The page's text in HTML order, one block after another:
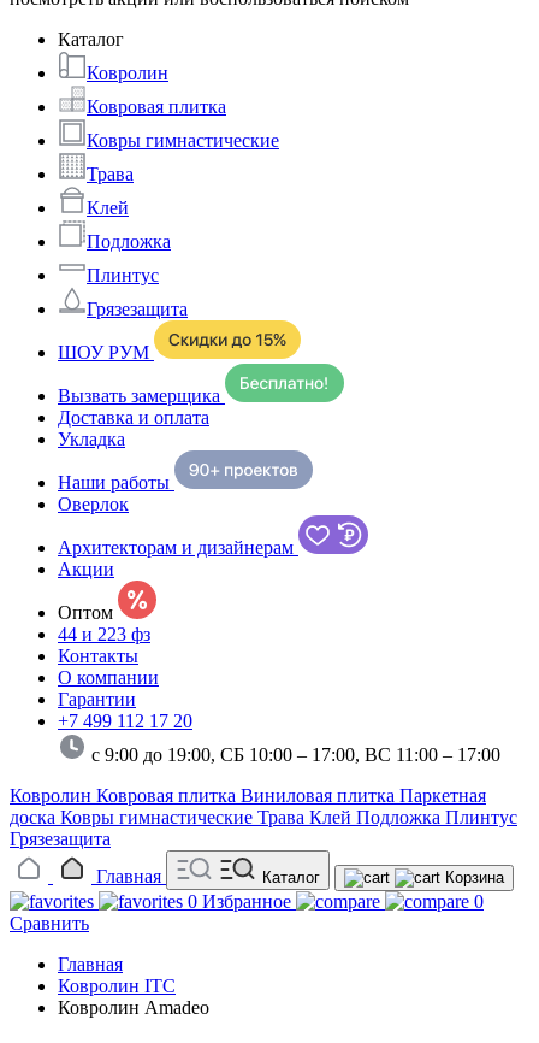
Каталог
Ковролин
Ковровая плитка
Ковры гимнастические
Трава
Клей
Подложка
Плинтус
Грязезащита
ШОУ РУМ
Вызвать замерщика
Доставка и оплата
Укладка
Наши работы
Оверлок
Архитекторам и дизайнерам
Акции
Оптом
44 и 223 фз
Контакты
О компании
Гарантии
+7 499 112 17 20
с 9:00 до 19:00, СБ 10:00 – 17:00, ВС 11:00 – 17:00
Ковролин Ковровая плитка Виниловая плитка Паркетная
доска Ковры гимнастические Трава Клей Подложка Плинтус
Грязезащита
Главная
Каталог Корзина
0 Избранное
0
Сравнить
Главная
Ковролин ITC
Ковролин Amadeo